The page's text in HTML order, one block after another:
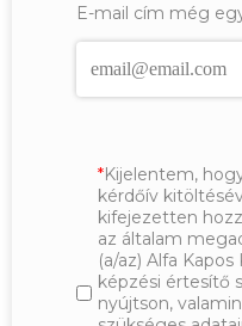
E-mail cím még
Kijelentem,
kérdőív
kifejezetten
az általam
(a/az) Alfa
képzési értesítő
nyújtson,